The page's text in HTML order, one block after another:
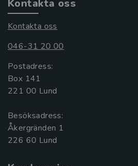
Kontakta oss
Kontakta oss
046-31 20 00
Postadress:
Box 141
221 00 Lund
Besöksadress:
Åkergränden 1